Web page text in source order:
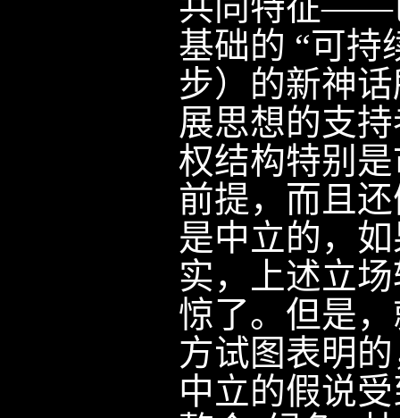
共同特征——
基础的 “可持
步）的新神
展思想的支
权结构特别
前提，而且
是中立的，
实，上述立
惊了。但是
方试图表明
中立的假说